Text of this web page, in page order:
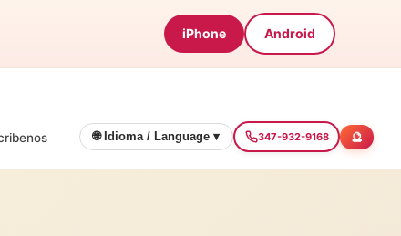
iPhone Android
🌐 Idioma / Language ▾ 347-932-9168 🔮